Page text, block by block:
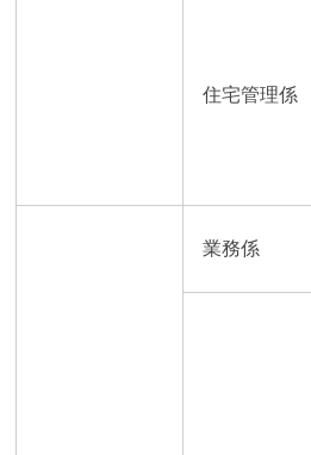
住宅管理係
業務係